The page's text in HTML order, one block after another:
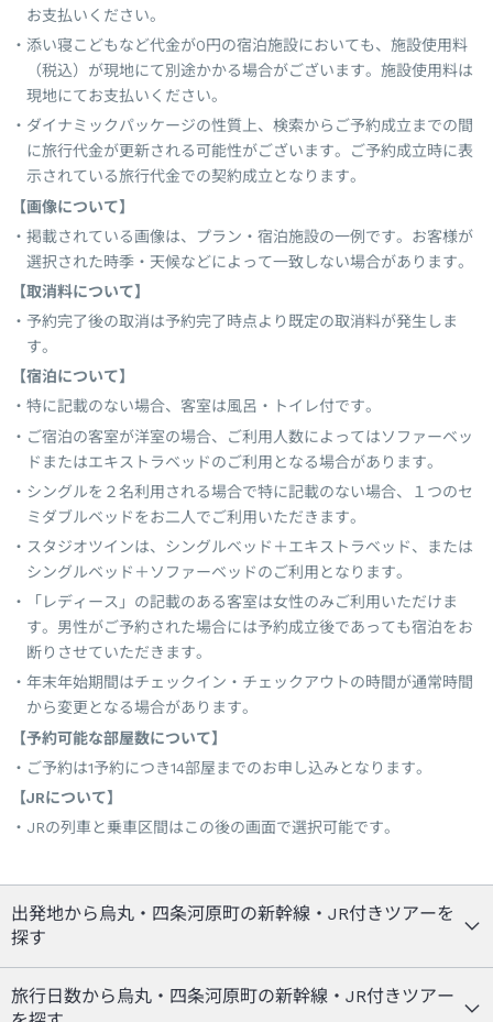
お支払いください。
添い寝こどもなど代金が0円の宿泊施設においても、施設使用料
（税込）が現地にて別途かかる場合がございます。施設使用料は
現地にてお支払いください。
ダイナミックパッケージの性質上、検索からご予約成立までの間
に旅行代金が更新される可能性がございます。ご予約成立時に表
示されている旅行代金での契約成立となります。
【画像について】
掲載されている画像は、プラン・宿泊施設の一例です。お客様が
選択された時季・天候などによって一致しない場合があります。
【取消料について】
予約完了後の取消は予約完了時点より既定の取消料が発生しま
す。
【宿泊について】
特に記載のない場合、客室は風呂・トイレ付です。
ご宿泊の客室が洋室の場合、ご利用人数によってはソファーベッ
ドまたはエキストラベッドのご利用となる場合があります。
シングルを２名利用される場合で特に記載のない場合、１つのセ
ミダブルベッドをお二人でご利用いただきます。
スタジオツインは、シングルベッド＋エキストラベッド、または
シングルベッド＋ソファーベッドのご利用となります。
「レディース」の記載のある客室は女性のみご利用いただけま
す。男性がご予約された場合には予約成立後であっても宿泊をお
断りさせていただきます。
年末年始期間はチェックイン・チェックアウトの時間が通常時間
から変更となる場合があります。
【予約可能な部屋数について】
ご予約は1予約につき14部屋までのお申し込みとなります。
【JRについて】
JRの列車と乗車区間はこの後の画面で選択可能です。
出発地から烏丸・四条河原町の新幹線・JR付きツアーを
探す
旅行日数から烏丸・四条河原町の新幹線・JR付きツアー